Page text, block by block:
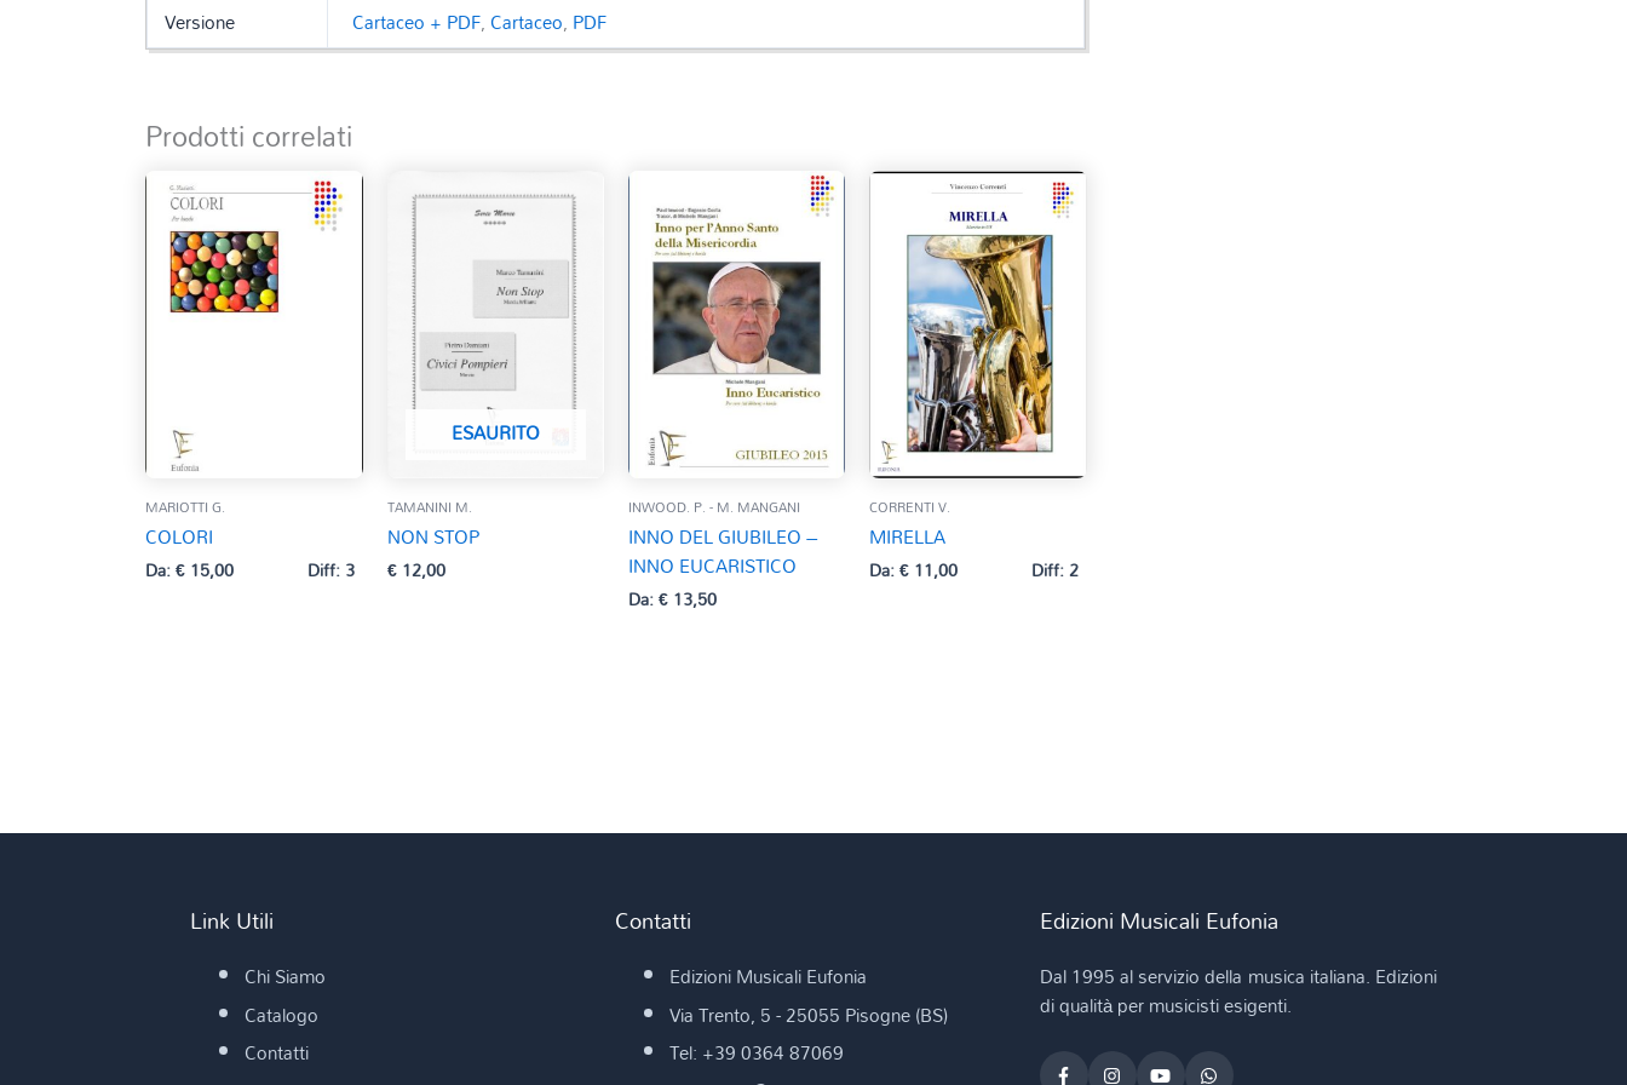
Versione
Cartaceo + PDF,Cartaceo, PDF
Prodotti correlati
MARIOTTI G.
COLORI
Da:€15,00 Diff: 3
ESAURITO
TAMANINI M.
NON STOP
€12,00
INWOOD. P. - M. MANGANI
INNO DEL GIUBILEO –
INNO EUCARISTICO
Da:€13,50
CORRENTI V.
MIRELLA
Da:€11,00 Diff: 2
Link Utili
Chi Siamo
Catalogo
Contatti
Contatti
Edizioni Musicali Eufonia
Via Trento, 5 - 25055 Pisogne (BS)
Tel: +39 0364 87069
Edizioni Musicali Eufonia
Dal 1995 al servizio della musica italiana. Edizioni
di qualità per musicisti esigenti.